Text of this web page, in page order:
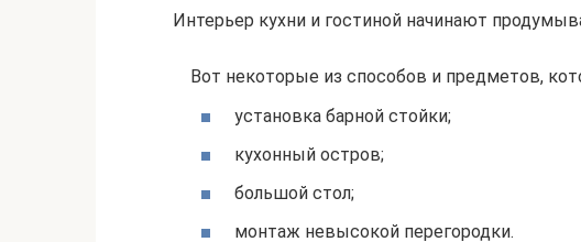
Интерьер кухни и гостиной начинают
Вот некоторые из способов и предметов,
установка барной стойки;
кухонный остров;
большой стол;
монтаж невысокой перегородки.